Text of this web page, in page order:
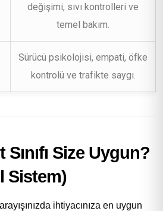
değişimi, sıvı kontrolleri ve
temel bakım.
Sürücü psikolojisi, empati, öfke
kontrolü ve trafikte saygı.
Size Uygun?
Sistem)
arayışınızda ihtiyacınıza en uygun